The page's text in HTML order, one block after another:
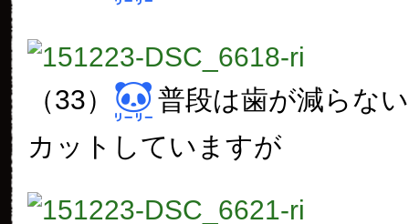
（33）
普段は歯が減らな
カットしていますが